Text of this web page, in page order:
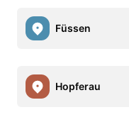
Füssen
Hopferau